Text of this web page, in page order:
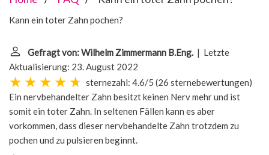
Kann ein toter Zahn pochen?
Gefragt von: Wilhelm Zimmermann B.Eng. | Letzte
Aktualisierung: 23. August 2022
sternezahl: 4.6/5 (26 sternebewertungen)
Ein nervbehandelter Zahn besitzt keinen Nerv mehr und ist
somit ein toter Zahn. In seltenen Fällen kann es aber
vorkommen, dass dieser nervbehandelte Zahn trotzdem zu
pochen und zu pulsieren beginnt.